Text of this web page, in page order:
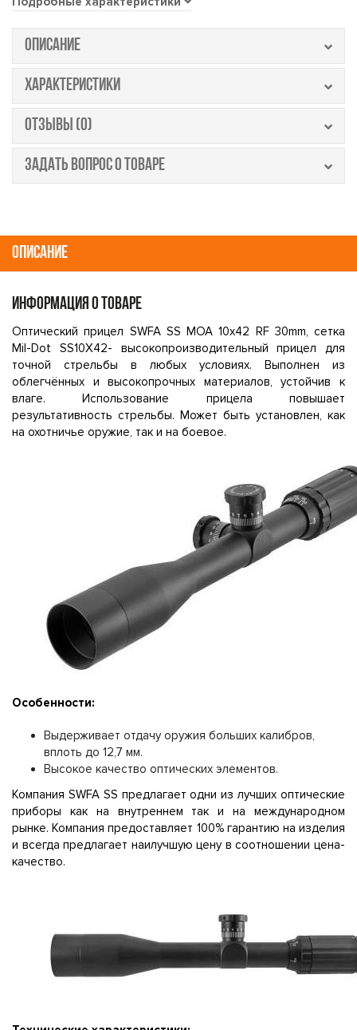
ОПИСАНИЕ
ХАРАКТЕРИСТИКИ
ОТЗЫВЫ (0)
ЗАДАТЬ ВОПРОС О ТОВАРЕ
ОПИСАНИЕ
ИНФОРМАЦИЯ О ТОВАРЕ
Оптический прицел SWFA SS MOA 10x42 RF 30mm, сетка
Mil-Dot SS10X42- высокопроизводительный прицел для
точной стрельбы в любых условиях. Выполнен из
облегчённых и высокопрочных материалов, устойчив к
влаге. Использование прицела повышает
результативность стрельбы. Может быть установлен, как
на охотничье оружие, так и на боевое.
Особенности:
Выдерживает отдачу оружия больших калибров,
вплоть до 12,7 мм.
Высокое качество оптических элементов.
Компания SWFA SS предлагает одни из лучших оптические
приборы как на внутреннем так и на международном
рынке. Компания предоставляет 100% гарантию на изделия
и всегда предлагает наилучшую цену в соотношении цена-
качество.